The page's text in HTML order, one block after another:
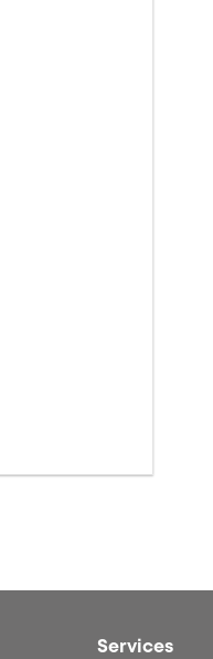
Services